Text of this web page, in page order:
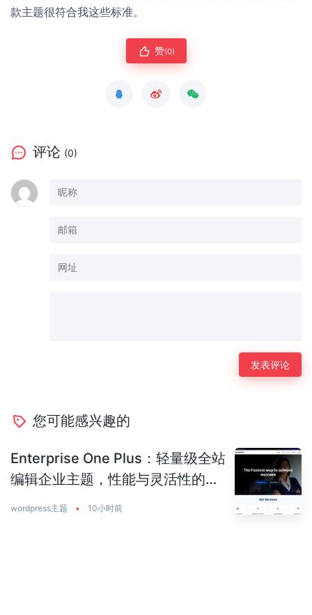
款主题很符合我这些标准。
赞(0)
评论 (0)
您可能感兴趣的
Enterprise One Plus：轻量级全站
编辑企业主题，性能与灵活性的完
wordpress主题 • 10小时前